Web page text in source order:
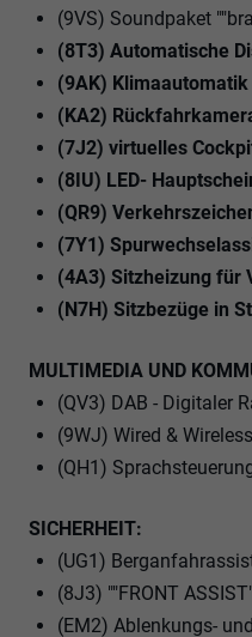
(9VS) Soundpaket
(8T3) Automatische
(9AK)
(KA2)
(7J2) virtuelles
(8IU) LED-
(QR9)
(7Y1)
(4A3) Sitzheizung für
(N7H) Sitzbezüge in
MULTIMEDIA UND
(QV3) DAB - Digitaler
(9WJ) Wired &
(QH1)
SICHERHEIT:
(UG1)
(8J3) ""FRONT
(EM2) Ablenkungs-